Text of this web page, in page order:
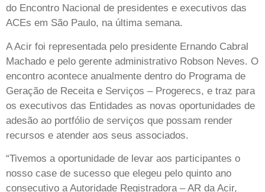
do Encontro Nacional de presidentes e executivos das
ACEs em São Paulo, na última semana.
A Acir foi representada pelo presidente Ernando Cabral
Machado e pelo gerente administrativo Robson Neves. O
encontro acontece anualmente dentro do Programa de
Geração de Receita e Serviços – Progerecs, e traz para
os executivos das Entidades as novas oportunidades de
adesão ao portfólio de serviços que possam render
recursos e atender aos seus associados.
“Tivemos a oportunidade de levar aos participantes o
nosso case de sucesso que elegeu pelo quinto ano
consecutivo a Autoridade Registradora – AR da Acir,